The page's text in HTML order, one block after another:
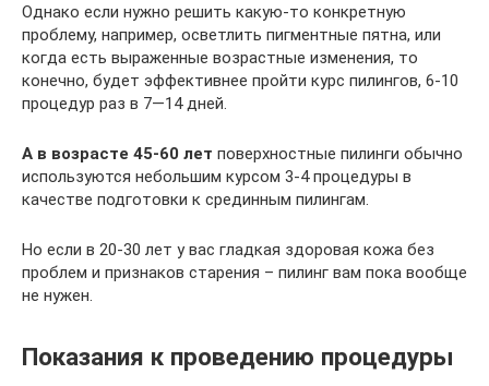
Однако если нужно решить какую-то конкретную
проблему, например, осветлить пигментные пятна, или
когда есть выраженные возрастные изменения, то
конечно, будет эффективнее пройти курс пилингов, 6-10
процедур раз в 7—14 дней.
А в возрасте 45-60 лет поверхностные пилинги обычно
используются небольшим курсом 3-4 процедуры в
качестве подготовки к срединным пилингам.
Но если в 20-30 лет у вас гладкая здоровая кожа без
проблем и признаков старения – пилинг вам пока вообще
не нужен.
Показания к проведению процедуры